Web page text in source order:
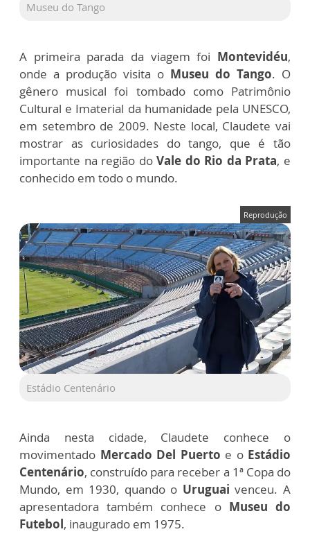
Museu do Tango
A primeira parada da viagem foi Montevidéu,
onde a produção visita o Museu do Tango. O
gênero musical foi tombado como Patrimônio
Cultural e Imaterial da humanidade pela UNESCO,
em setembro de 2009. Neste local, Claudete vai
mostrar as curiosidades do tango, que é tão
importante na região doVale do Rio da Prata, e
conhecido em todo o mundo.
Reprodução
Estádio Centenário
Ainda nesta cidade, Claudete conhece o
movimentado Mercado Del Puerto e o Estádio
Centenário, construído para receber a 1ª Copa do
Mundo, em 1930, quando o Uruguai venceu. A
apresentadora também conhece o Museu do
Futebol, inaugurado em 1975.